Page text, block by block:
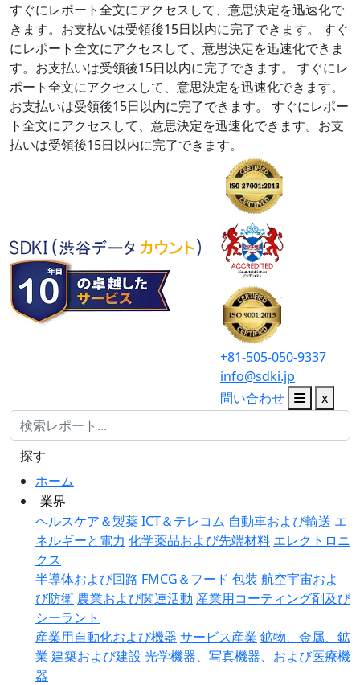
すぐにレポート全文にアクセスして、意思決定を迅速化で
きます。お支払いは受領後15日以内に完了できます。
すぐ
にレポート全文にアクセスして、意思決定を迅速化できま
す。お支払いは受領後15日以内に完了できます。
すぐにレ
ポート全文にアクセスして、意思決定を迅速化できます。
お支払いは受領後15日以内に完了できます。
すぐにレポー
ト全文にアクセスして、意思決定を迅速化できます。お支
払いは受領後15日以内に完了できます。
+81-505-050-9337
info@sdki.jp
問い合わせ
x
ホーム
業界
ヘルスケア＆製薬ICT＆テレコム 自動車および輸送 エ
ネルギーと電力 化学薬品および先端材料 エレクトロニ
クス
半導体および回路 FMCG＆フード 包装 航空宇宙およ
び防衛 農業および関連活動 産業用コーティング剤及び
シーラント
産業用自動化および機器 サービス産業 鉱物、金属、鉱
業 建築および建設 光学機器、写真機器、および医療機
器
探す